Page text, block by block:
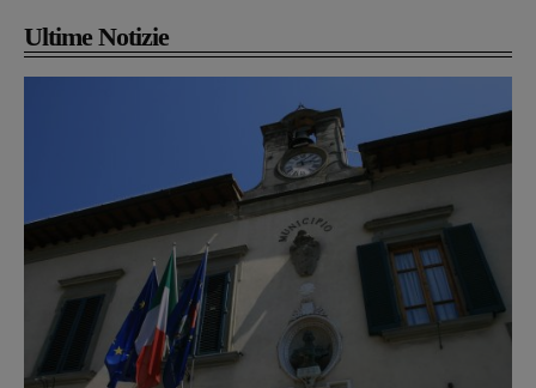
Ultime Notizie